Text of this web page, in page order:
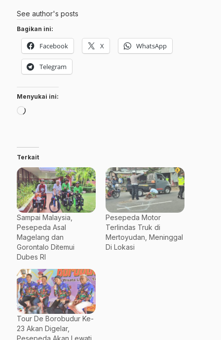
See author's posts
Bagikan ini:
Facebook X WhatsApp
Telegram
Menyukai ini:
Memuat...
Terkait
Sampai Malaysia,
Pesepeda Asal
Magelang dan
Gorontalo Ditemui
Dubes RI
Pesepeda Motor
Terlindas Truk di
Mertoyudan, Meninggal
Di Lokasi
Tour De Borobudur Ke-
23 Akan Digelar,
Pesepeda Akan Lewati